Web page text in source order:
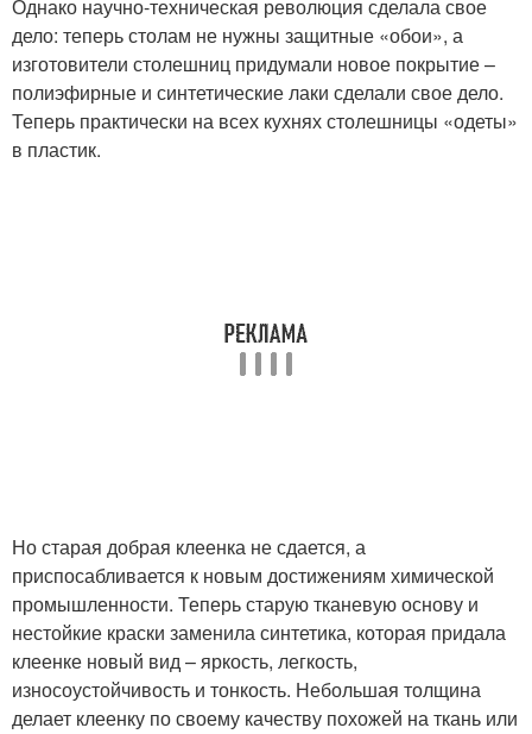
Однако научно-техническая революция сделала свое
дело: теперь столам не нужны защитные «обои», а
изготовители столешниц придумали новое покрытие –
полиэфирные и синтетические лаки сделали свое дело.
Теперь практически на всех кухнях столешницы «одеты»
в пластик.
Но старая добрая клеенка не сдается, а
приспосабливается к новым достижениям химической
промышленности. Теперь старую тканевую основу и
нестойкие краски заменила синтетика, которая придала
клеенке новый вид – яркость, легкость,
износоустойчивость и тонкость. Небольшая толщина
делает клеенку по своему качеству похожей на ткань или